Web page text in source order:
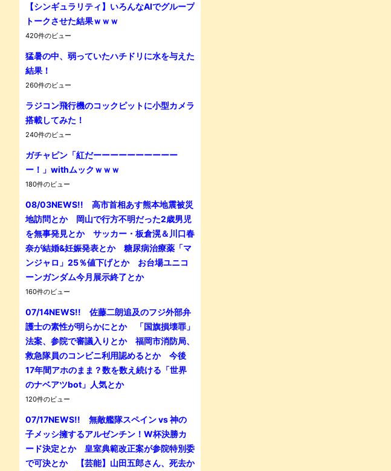
【シンギュラリティ】いろんなAIでグループ
トークさせた結果ｗｗｗ
420件のビュー
猛暑の中、弱っていたハチドリに水を与えた
結果！
260件のビュー
ラジコン飛行機のコックピットに小型カメラ
搭載してみた！
240件のビュー
ガチャピン「紅だーーーーーーーーーー
ー！」withムックｗｗｗ
180件のビュー
08/03NEWS!! 高市首相あす熊本地震被災
地訪問とか 岡山で行方不明だった2歳男児
を無事発見とか サッカー・板倉滉＆川口春
奈が結婚&妊娠発表とか 糖尿病治療薬「マ
ンジャロ」25％値下げとか お台場ユニコ
ーンガンダム今月展示終了とか
160件のビュー
07/14NEWS!! 佐藤二朗追及のフジ外部弁
護士の素性が明らかにとか 「国旗損壊罪」
法案、参院で審議入りとか 福岡市消防局、
救急隊員のコンビニ利用認めるとか 今後
17年間アホのまま？数を数え続ける「世界
のナベアツbot」人気とか
120件のビュー
07/17NEWS!! 無敵艦隊スペイン vs 神の
子メッシ擁するアルゼンチン！W杯決勝カ
ード決定とか 皇室典範改正案が参院特別委
で可決とか 【芸能】山田五郎さん、死去か